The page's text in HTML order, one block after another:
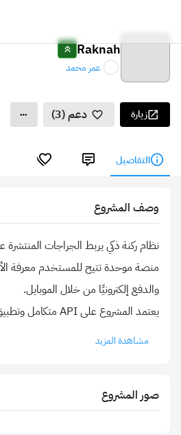
Raknah
عمر محمد
زيارة دعم (3)
التفاصيل
وصف المشروع
نظام ركنة ذكي يربط الجراجات
منصة موحدة تتيح للمستخدم معرفة
يعتمد المشروع على API متكامل وتطبيق موبايل مرتبط ب
مشاهدة المزيد
صور المشروع